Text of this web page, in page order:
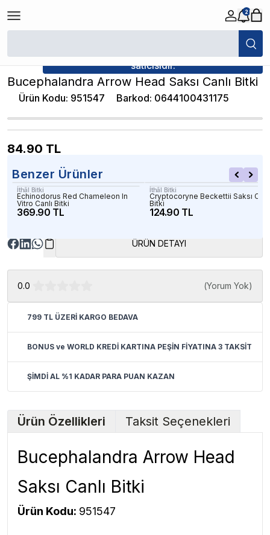
2
/
satıcısıdır.
Bucephalandra Arrow Head Saksı Canlı Bitki
Ürün Kodu: 951547 Barkod: 0644100431175
84.90 TL
Benzer Ürünler
İthâl Bitki
Echinodorus Red Chameleon In
Vitro Canlı Bitki
369.90 TL
İthâl Bitki
Cryptocoryne Beckettii Saksı
Bitki
124.90 TL
ÜRÜN DETAYI
0.0 (Yorum Yok)
799 TL ÜZERİ KARGO BEDAVA
BONUS ve WORLD KREDİ KARTINA PEŞİN FİYATINA 3 TAKSİT
ŞİMDİ AL %1 KADAR PARA PUAN KAZAN
Ürün Özellikleri Taksit Seçenekleri
Bucephalandra Arrow Head
Saksı Canlı Bitki
Ürün Kodu: 951547